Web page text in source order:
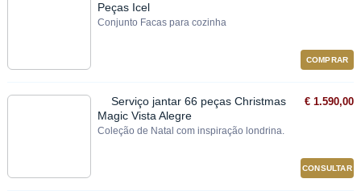
Peças Icel
Conjunto Facas para cozinha
COMPRAR
Serviço jantar 66 peças Christmas
Magic Vista Alegre
Coleção de Natal com inspiração londrina.
€ 1.590,00
CONSULTAR